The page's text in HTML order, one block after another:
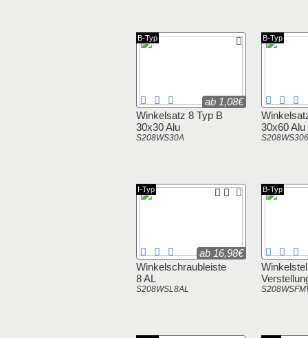
Winkelsatz 8 Typ B
30x30 Alu
S208WS30A
ab 1,08€
B-Typ
30x60 Alu
B-Typ
Winkelschraubleiste
8 AL
S208WSL8AL
ab 16,98€
I-Typ B-Typ